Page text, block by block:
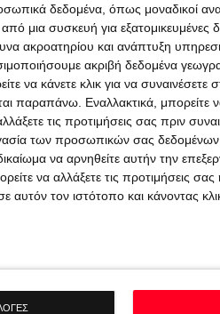
δεδομένα, όπως μοναδικοί
μια συσκευή για εξατομικευμένες
ακροατηρίου και ανάπτυξη
ακριβή δεδομένα
κάνετε κλικ για να συναινέσετε
παραπάνω. Εναλλακτικά,
τις προτιμήσεις σας πριν
των προσωπικών σας δεδομένων
να αρνηθείτε αυτήν την
να αλλάξετε τις προτιμήσεις
αυτόν τον ιστότοπο και κάνοντας